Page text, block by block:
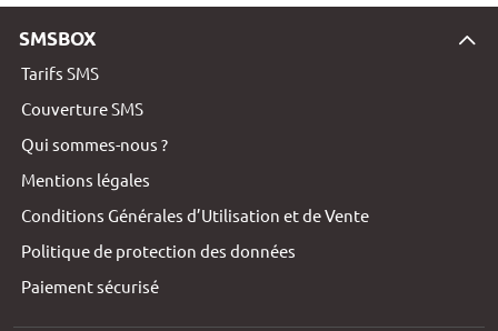
SMSBOX
Tarifs SMS
Couverture SMS
Qui sommes-nous ?
Mentions légales
Conditions Générales d’Utilisation et de Vente
Politique de protection des données
Paiement sécurisé